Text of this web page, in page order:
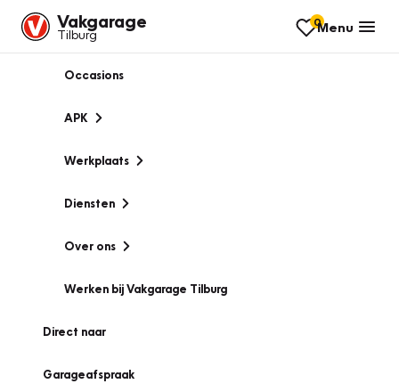
Vakgarage
Tilburg
0Menu
Occasions
APK
Werkplaats
Diensten
Over ons
Werken bij Vakgarage Tilburg
Direct naar
Garageafspraak